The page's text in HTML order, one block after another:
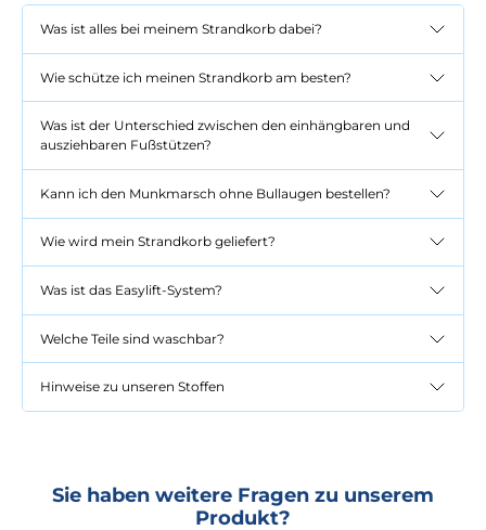
Was ist alles bei meinem Strandkorb dabei?
Wie schütze ich meinen Strandkorb am besten?
Was ist der Unterschied zwischen den einhängbaren und
ausziehbaren Fußstützen?
Kann ich den Munkmarsch ohne Bullaugen bestellen?
Wie wird mein Strandkorb geliefert?
Was ist das Easylift-System?
Welche Teile sind waschbar?
Hinweise zu unseren Stoffen
Sie haben weitere Fragen zu unserem
Produkt?